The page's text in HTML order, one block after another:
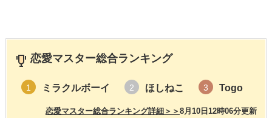
恋愛マスター総合ランキング
1 ミラクルボーイ 2 ほしねこ 3 Togo
8月10日12時06分更新
恋愛マスター総合ランキング詳細＞＞